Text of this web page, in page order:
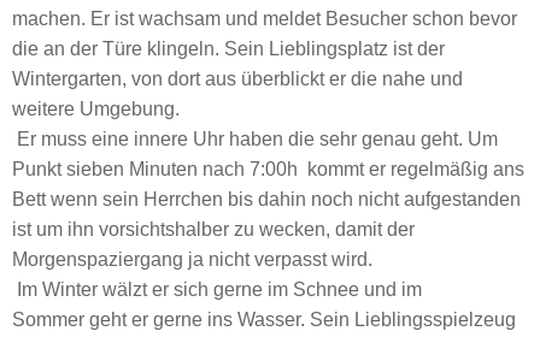
machen. Er ist wachsam und meldet Besucher schon bevor
die an der Türe klingeln. Sein Lieblingsplatz ist der
Wintergarten, von dort aus überblickt er die nahe und
weitere Umgebung.
Er muss eine innere Uhr haben die sehr genau geht. Um
Punkt sieben Minuten nach 7:00h kommt er regelmäßig ans
Bett wenn sein Herrchen bis dahin noch nicht aufgestanden
ist um ihn vorsichtshalber zu wecken, damit der
Morgenspaziergang ja nicht verpasst wird.
Im Winter wälzt er sich gerne im Schnee und im
Sommer geht er gerne ins Wasser. Sein Lieblingsspielzeug